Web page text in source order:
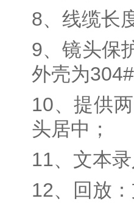
8、线缆长
9、镜头保
外壳为
10、提供
头居中；
11、文本
12、回放